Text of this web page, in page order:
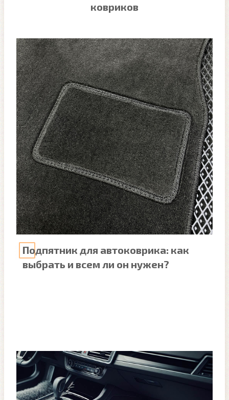
ковриков
Подпятник для автоковрика: как
выбрать и всем ли он нужен?